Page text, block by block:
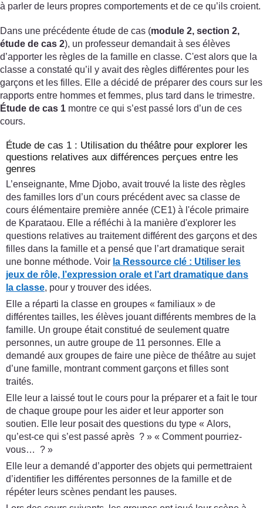
à parler de leurs propres comportements et de ce qu’ils croient.
Dans une précédente étude de cas (module 2, section 2,
étude de cas 2), un professeur demandait à ses élèves
d’apporter les règles de la famille en classe. C'est alors que la
classe a constaté qu’il y avait des règles différentes pour les
garçons et les filles. Elle a décidé de préparer des cours sur les
rapports entre hommes et femmes, plus tard dans le trimestre.
Étude de cas 1 montre ce qui s’est passé lors d’un de ces
cours.
Étude de cas 1 : Utilisation du théâtre pour explorer les
questions relatives aux différences perçues entre les
genres
L’enseignante, Mme Djobo, avait trouvé la liste des règles
des familles lors d’un cours précédent avec sa classe de
cours élémentaire première année (CE1) à l'école primaire
de Kparataou. Elle a réfléchi à la manière d'explorer les
questions relatives au traitement différent des garçons et des
filles dans la famille et a pensé que l’art dramatique serait
une bonne méthode. Voir la Ressource clé : Utiliser les
jeux de rôle, l’expression orale et l’art dramatique dans
la classe, pour y trouver des idées.
Elle a réparti la classe en groupes « familiaux » de
différentes tailles, les élèves jouant différents membres de la
famille. Un groupe était constitué de seulement quatre
personnes, un autre groupe de 11 personnes. Elle a
demandé aux groupes de faire une pièce de théâtre au sujet
d’une famille, montrant comment garçons et filles sont
traités.
Elle leur a laissé tout le cours pour la préparer et a fait le tour
de chaque groupe pour les aider et leur apporter son
soutien. Elle leur posait des questions du type « Alors,
qu’est-ce qui s’est passé après ? » « Comment pourriez-
vous… ? »
Elle leur a demandé d’apporter des objets qui permettraient
d’identifier les différentes personnes de la famille et de
répéter leurs scènes pendant les pauses.